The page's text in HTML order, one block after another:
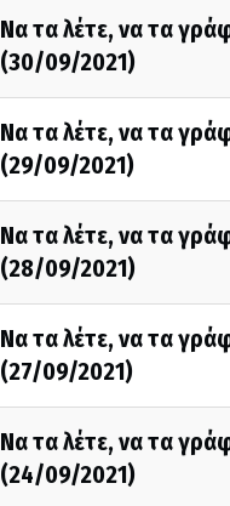
Να τα λέτε, να τα
(30/09/2021)
Να τα λέτε, να τα
(29/09/2021)
Να τα λέτε, να τα
(28/09/2021)
Να τα λέτε, να τα
(27/09/2021)
Να τα λέτε, να τα
(24/09/2021)